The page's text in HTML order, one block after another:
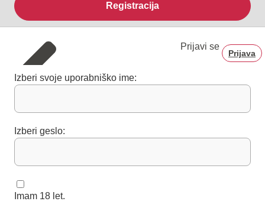
Registracija
Prijavi se
Prijava
Izberi svoje uporabniško ime:
Izberi geslo:
Imam 18 let.